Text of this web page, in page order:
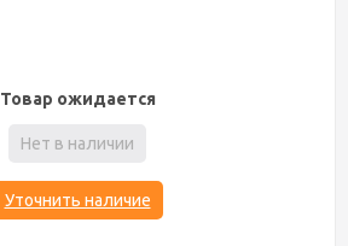
Товар ожидается
Нет в наличии
Уточнить наличие